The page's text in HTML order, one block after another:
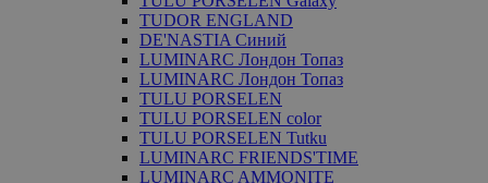
TUDOR ENGLAND
DE'NASTIA Синий
LUMINARC Лондон Топаз
LUMINARC Лондон Топаз
TULU PORSELEN
TULU PORSELEN color
TULU PORSELEN Tutku
LUMINARC FRIENDS'TIME
LUMINARC AMMONITE